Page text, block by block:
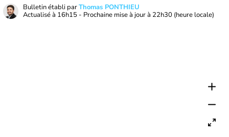
Bulletin établi parThomas PONTHIEU
Actualisé à 16h15 - Prochaine mise à jour à 22h30 (heure locale)